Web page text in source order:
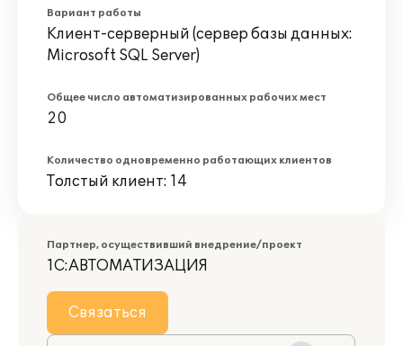
Вариант работы
Клиент-серверный (сервер базы данных:
Microsoft SQL Server)
Общее число автоматизированных рабочих мест
20
Количество одновременно работающих клиентов
Толстый клиент: 14
Партнер, осуществивший внедрение/проект
1С:АВТОМАТИЗАЦИЯ
Связаться